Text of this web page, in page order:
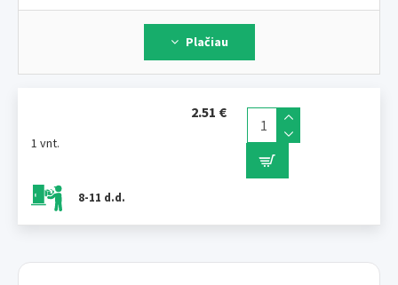
1 vnt.
8-11 d.d.
2.51 €
JUKO kolekcija tęsia originale sėkminga Smarty
serija.
ILUSTRATYVI NUOTRAUKA
Plačiau